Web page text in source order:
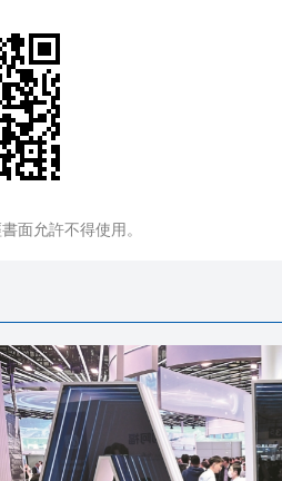
面允許不得使用。